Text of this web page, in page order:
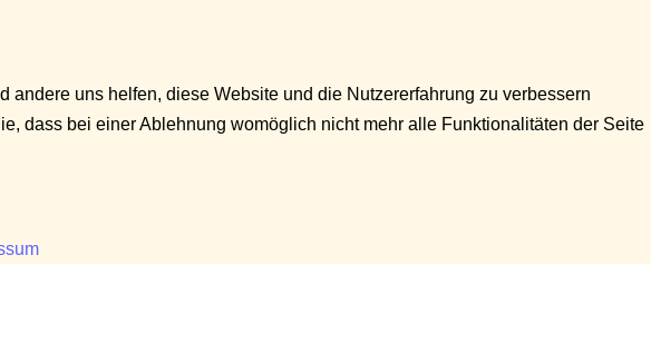
uns helfen, diese Website und die Nutzererfahrung zu verbessern
dass bei einer Ablehnung womöglich nicht mehr alle Funktionalitäten der Seite